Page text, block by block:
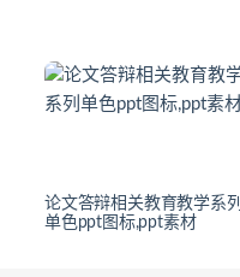
论文答辩相关教育教学系列
单色ppt图标,ppt素材